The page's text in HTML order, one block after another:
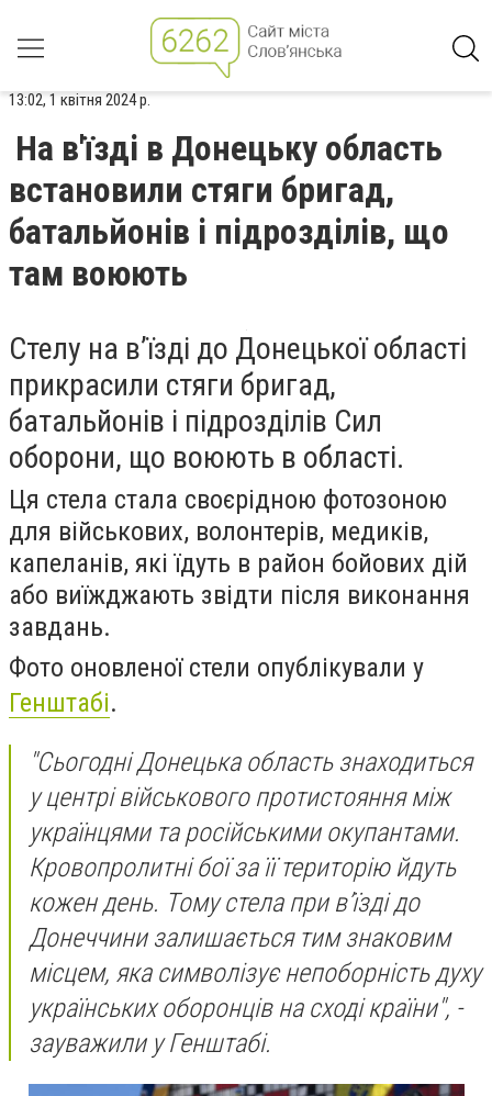
13:02, 1 квітня 2024 р.
На в'їзді в Донецьку область
встановили стяги бригад,
батальйонів і підрозділів, що
там воюють
Стелу на вʼїзді до Донецької області
прикрасили стяги бригад,
батальйонів і підрозділів Сил
оборони, що воюють в області.
Ця стела стала своєрідною фотозоною
для військових, волонтерів, медиків,
капеланів, які їдуть в район бойових дій
або виїжджають звідти після виконання
завдань.
Фото оновленої стели опублікували у
Генштабі.
"Сьогодні Донецька область знаходиться
у центрі військового протистояння між
українцями та російськими окупантами.
Кровопролитні бої за її територію йдуть
кожен день. Тому стела при вʼїзді до
Донеччини залишається тим знаковим
місцем, яка символізує непоборність духу
українських оборонців на сході країни", -
зауважили у Генштабі.